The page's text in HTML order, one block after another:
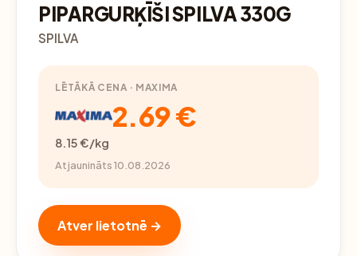
PIPARGURĶĪŠI SPILVA 330G
SPILVA
LĒTĀKĀ CENA · MAXIMA
2.69 €
8.15 €/kg
Atjaunināts 10.08.2026
Atver lietotnē →